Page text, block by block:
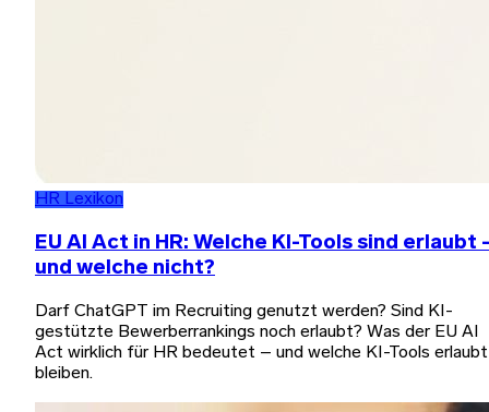
HR Lexikon
EU AI Act in HR: Welche KI-Tools sind erlaubt
und welche nicht?
Darf ChatGPT im Recruiting genutzt werden? Sind KI-
gestützte Bewerberrankings noch erlaubt? Was der EU AI
Act wirklich für HR bedeutet – und welche KI-Tools erlaubt
bleiben.